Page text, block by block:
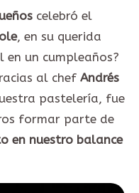
celebró el
, en su querida
en un cumpleaños?
al chef Andrés
pastelería, fue
formar parte de
en nuestro balance